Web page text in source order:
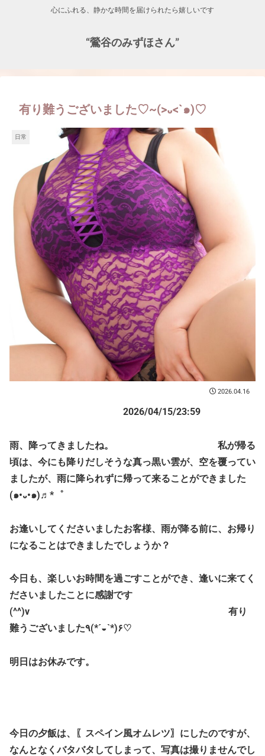
心にふれる、静かな時間を届けられたら嬉しいです
“鶯谷のみずほさん”
有り難うございました♡~(>᎑<`๑)♡
日常
2026.04.16
2026/04/15/23:59
雨、降ってきましたね。 私が帰る
頃は、今にも降りだしそうな真っ黒い雲が、空を覆ってい
ましたが、雨に降られずに帰って来ることができました
(๑•᎑•๑)♬*゜
お逢いしてくださいましたお客様、雨が降る前に、お帰り
になることはできましたでしょうか？
今日も、楽しいお時間を過ごすことができ、逢いに来てく
ださいましたことに感謝です
(^^)v 有り
難うございました٩(*´◒`*)۶♡
明日はお休みです。
今日の夕飯は、〖スペイン風オムレツ〗にしたのですが、
なんとなくバタバタしてしまって、写真は撮りませんでし